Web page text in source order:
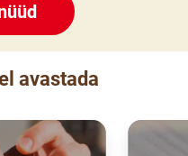
avastada